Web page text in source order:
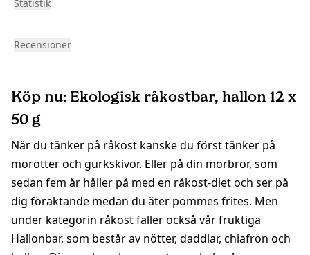
Statistik
Recensioner
Köp nu: Ekologisk råkostbar, hallon 12 x
50 g
När du tänker på råkost kanske du först tänker på
morötter och gurkskivor. Eller på din morbror, som
sedan fem år håller på med en råkost-diet och ser på
dig föraktande medan du äter pommes frites. Men
under kategorin råkost faller också vår fruktiga
Hallonbar, som består av nötter, daddlar, chiafrön och